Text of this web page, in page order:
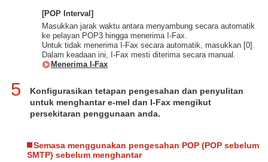
[POP Interval]
Masukkan jarak waktu antara menyambung secara automatik
ke pelayan POP3 hingga menerima I-Fax.
Untuk tidak menerima I-Fax secara automatik, masukkan [0].
Dalam keadaan ini, I-Fax mesti diterima secara manual.
Menerima I-Fax
5
Konfigurasikan tetapan pengesahan dan penyulitan
untuk menghantar e-mel dan I-Fax mengikut
persekitaran penggunaan anda.
Semasa menggunakan pengesahan POP (POP sebelum
SMTP) sebelum menghantar